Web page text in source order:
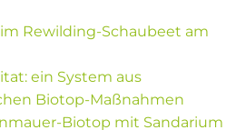
Rewilding-Schaubeet am
ein System aus
Biotop-Maßnahmen
Biotop mit Sandarium